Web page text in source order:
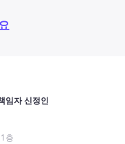
임자 신정인
층